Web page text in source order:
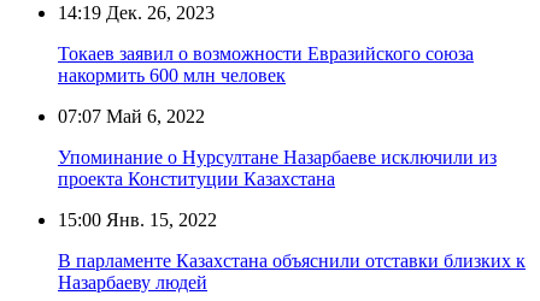
14:19 Дек. 26, 2023
Токаев заявил о возможности Евразийского союза
накормить 600 млн человек
07:07 Май 6, 2022
Упоминание о Нурсултане Назарбаеве исключили из
проекта Конституции Казахстана
15:00 Янв. 15, 2022
В парламенте Казахстана объяснили отставки близких к
Назарбаеву людей